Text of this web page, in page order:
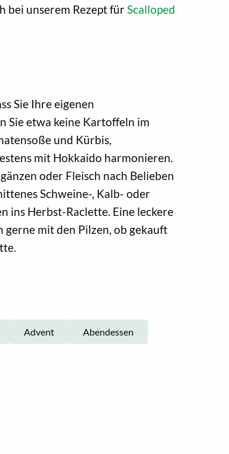
bei unserem Rezept für Scalloped
Sie Ihre eigenen
Sie etwa keine Kartoffeln im
und Kürbis,
mit Hokkaido harmonieren.
oder Fleisch nach Belieben
Schweine-, Kalb- oder
ins Herbst-Raclette. Eine leckere
gerne mit den Pilzen, ob gekauft
Advent Abendessen